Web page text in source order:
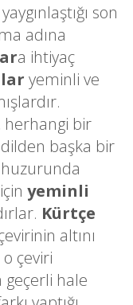
son
adına
a ihtiyaç
yeminli ve
herhangi bir
dilden başka bir
yeminli
Kürtçe
altını
çeviri
hale